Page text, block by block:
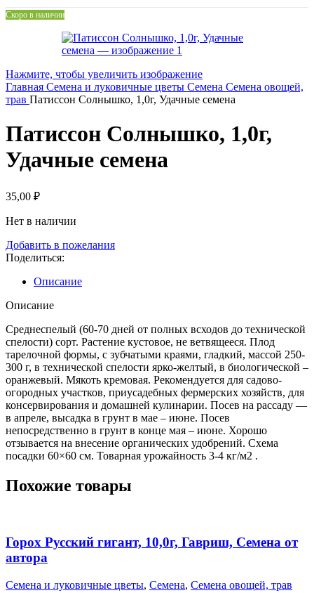
Скоро в наличии
Нажмите, чтобы увеличить изображение
Главная Семена и луковичные цветы Семена Семена овощей,
трав Патиссон Солнышко, 1,0г, Удачные семена
Патиссон Солнышко, 1,0г,
Удачные семена
35,00 ₽
Нет в наличии
Добавить в пожелания
Поделиться:
Описание
Описание
Среднеспелый (60-70 дней от полных всходов до технической
спелости) сорт. Растение кустовое, не ветвящееся. Плод
тарелочной формы, с зубчатыми краями, гладкий, массой 250-
300 г, в технической спелости ярко-желтый, в биологической –
оранжевый. Мякоть кремовая. Рекомендуется для садово-
огородных участков, приусадебных фермерских хозяйств, для
консервирования и домашней кулинарии. Посев на рассаду —
в апреле, высадка в грунт в мае – июне. Посев
непосредственно в грунт в конце мая – июне. Хорошо
отзывается на внесение органических удобрений. Схема
посадки 60×60 см. Товарная урожайность 3-4 кг/м2 .
Похожие товары
Горох Русский гигант, 10,0г, Гавриш, Семена от
автора
Семена и луковичные цветы, Семена, Семена овощей, трав